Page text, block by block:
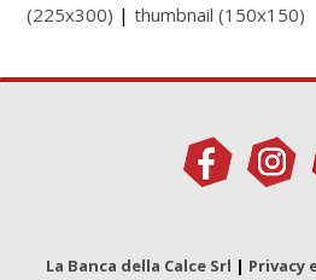
(225x300) |thumbnail (150x150)
La Banca della Calce Srl | Privacy